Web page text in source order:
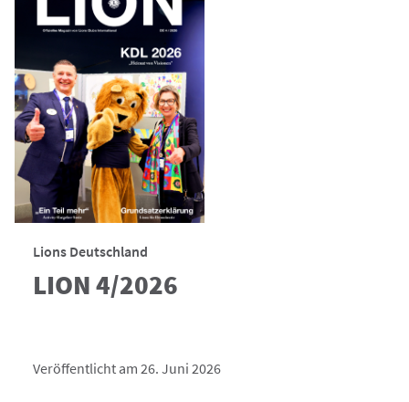
Lions Deutschland
LION 4/2026
Veröffentlicht am 26. Juni 2026